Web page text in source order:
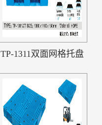
TP-1311双面网格托盘